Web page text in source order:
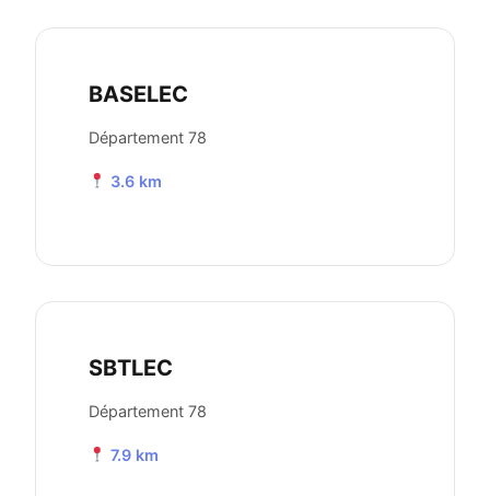
BASELEC
Département 78
3.6 km
SBTLEC
Département 78
7.9 km